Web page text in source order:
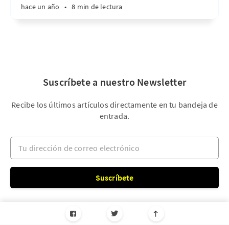
hace un año • 8 min de lectura
Suscríbete a nuestro Newsletter
Recibe los últimos artículos directamente en tu bandeja de
entrada.
Tu dirección de correo electrónico
Suscríbete